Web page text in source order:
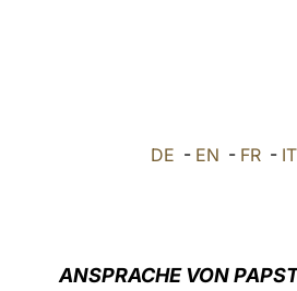
DE - EN - FR- IT
ANSPRACHE VON